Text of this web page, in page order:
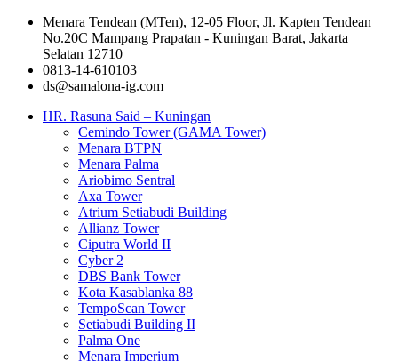
Menara Tendean (MTen), 12-05 Floor, Jl. Kapten Tendean
No.20C Mampang Prapatan - Kuningan Barat, Jakarta
Selatan 12710
0813-14-610103
ds@samalona-ig.com
HR. Rasuna Said – Kuningan
Cemindo Tower (GAMA Tower)
Menara BTPN
Menara Palma
Ariobimo Sentral
Axa Tower
Atrium Setiabudi Building
Allianz Tower
Ciputra World II
Cyber 2
DBS Bank Tower
Kota Kasablanka 88
TempoScan Tower
Setiabudi Building II
Palma One
Menara Imperium